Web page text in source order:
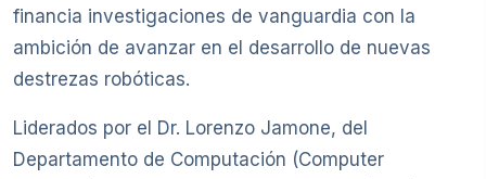
financia investigaciones de vanguardia con la
ambición de avanzar en el desarrollo de nuevas
destrezas robóticas.
Liderados por el Dr. Lorenzo Jamone, del
Departamento de Computación (Computer